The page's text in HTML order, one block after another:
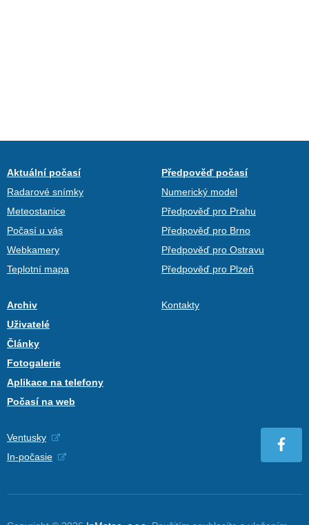
Aktuální počasí
Radarové snímky
Meteostanice
Počasí u vás
Webkamery
Teplotní mapa
Předpověď počasí
Numerický model
Předpověď pro Prahu
Předpověď pro Brno
Předpověď pro Ostravu
Předpověď pro Plzeň
Archiv
Uživatelé
Články
Fotogalerie
Aplikace na telefony
Počasí na web
Kontakty
Ventusky
In-počasie